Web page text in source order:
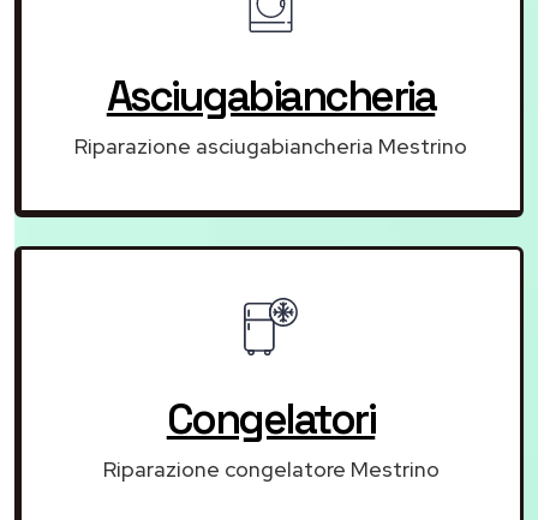
Asciugabiancheria
Riparazione asciugabiancheria Mestrino
Congelatori
Riparazione congelatore Mestrino